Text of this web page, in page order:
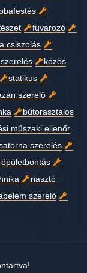
fuvarozó
csiszolás
közös
statikus
szerelő
bútorasztalos
műszaki ellenőr
szerelés
épületbontás
riasztó
szerelő